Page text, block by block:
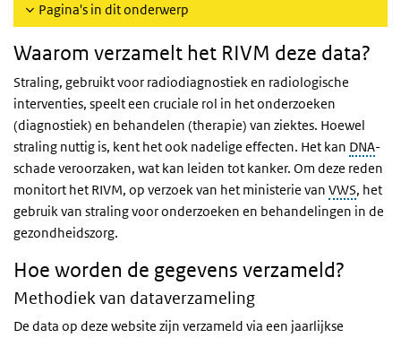
Pagina's in dit onderwerp
Waarom verzamelt het RIVM deze data?
Straling, gebruikt voor radiodiagnostiek en radiologische
interventies, speelt een cruciale rol in het onderzoeken
(diagnostiek) en behandelen (therapie) van ziektes. Hoewel
straling nuttig is, kent het ook nadelige effecten. Het kan DNA-
schade veroorzaken, wat kan leiden tot kanker. Om deze reden
monitort het RIVM, op verzoek van het ministerie van VWS, het
gebruik van straling voor onderzoeken en behandelingen in de
gezondheidszorg.
Hoe worden de gegevens verzameld?
Methodiek van dataverzameling
De data op deze website zijn verzameld via een jaarlijkse